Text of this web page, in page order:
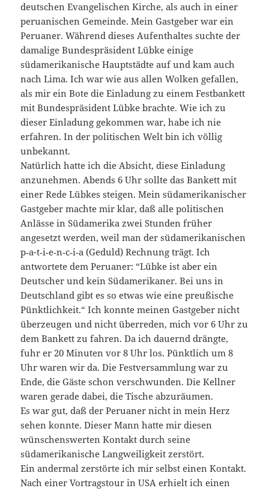
deutschen Evangelischen Kirche, als auch in einer
peruanischen Gemeinde. Mein Gastgeber war ein
Peruaner. Während dieses Aufenthaltes suchte der
damalige Bundespräsident Lübke einige
südamerikanische Hauptstädte auf und kam auch
nach Lima. Ich war wie aus allen Wolken gefallen,
als mir ein Bote die Einladung zu einem Festbankett
mit Bundespräsident Lübke brachte. Wie ich zu
dieser Einladung gekommen war, habe ich nie
erfahren. In der politischen Welt bin ich völlig
unbekannt.
Natürlich hatte ich die Absicht, diese Einladung
anzunehmen. Abends 6 Uhr sollte das Bankett mit
einer Rede Lübkes steigen. Mein südamerikanischer
Gastgeber machte mir klar, daß alle politischen
Anlässe in Südamerika zwei Stunden früher
angesetzt werden, weil man der südamerikanischen
p‑a-t‑i‑e‑n‑c‑i‑a (Geduld) Rechnung trägt. Ich
antwortete dem Peruaner: “Lübke ist aber ein
Deutscher und kein Südamerikaner. Bei uns in
Deutschland gibt es so etwas wie eine preußische
Pünktlichkeit.“ Ich konnte meinen Gastgeber nicht
überzeugen und nicht überreden, mich vor 6 Uhr zu
dem Bankett zu fahren. Da ich dauernd drängte,
fuhr er 20 Minuten vor 8 Uhr los. Pünktlich um 8
Uhr waren wir da. Die Festversammlung war zu
Ende, die Gäste schon verschwunden. Die Kellner
waren gerade dabei, die Tische abzuräumen.
Es war gut, daß der Peruaner nicht in mein Herz
sehen konnte. Dieser Mann hatte mir diesen
wünschenswerten Kontakt durch seine
südamerikanische Langweiligkeit zerstört.
Ein andermal zerstörte ich mir selbst einen Kontakt.
Nach einer Vortragstour in USA erhielt ich einen